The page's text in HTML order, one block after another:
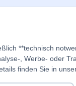
**technisch
, Werbe- oder
finden Sie in